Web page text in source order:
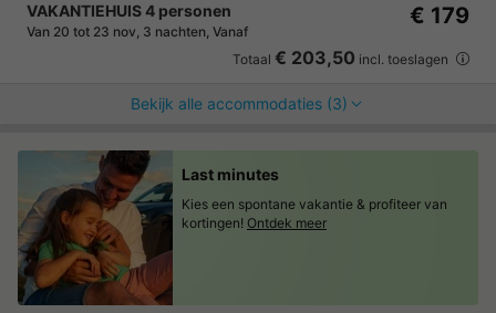
VAKANTIEHUIS 4 personen
Van 20 tot 23 nov, 3 nachten, Vanaf
€ 179
Totaal € 203,50 incl. toeslagen
Bekijk alle accommodaties (3)
Last minutes
Kies een spontane vakantie & profiteer van
kortingen! Ontdek meer